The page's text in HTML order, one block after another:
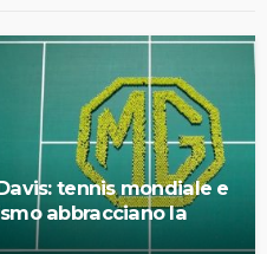
tennis mondiale e
abbracciano la